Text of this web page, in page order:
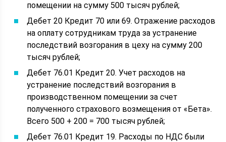
помещении на сумму 500 тысяч рублей;
Дебет 20 Кредит 70 или 69. Отражение расходов
на оплату сотрудникам труда за устранение
последствий возгорания в цеху на сумму 200
тысяч рублей;
Дебет 76.01 Кредит 20. Учет расходов на
устранение последствий возгорания в
производственном помещении за счет
полученного страхового возмещения от «Бета».
Всего 500 + 200 = 700 тысяч рублей;
Дебет 76.01 Кредит 19. Расходы по НДС были